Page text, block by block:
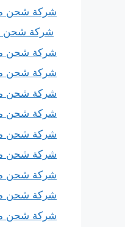
شركة شحن
شركة شحن
شركة شحن
شركة شحن
شركة شحن
شركة شحن من
شركة شحن
شركة شحن
شركة شحن
شركة شحن
شركة شحن من